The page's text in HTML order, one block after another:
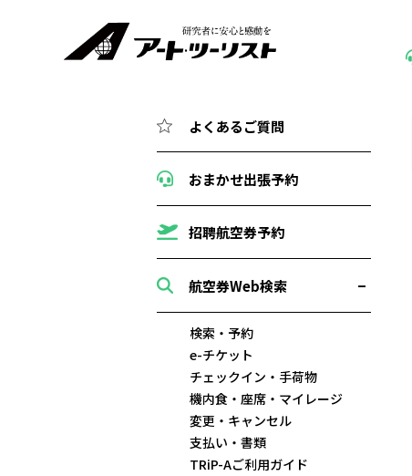
よくあるご質問
おまかせ出張予約
招聘航空券予約
航空券Web検索
検索・予約
e-チケット
チェックイン・手荷物
機内食・座席・マイレージ
変更・キャンセル
支払い・書類
TRiP-Aご利用ガイド